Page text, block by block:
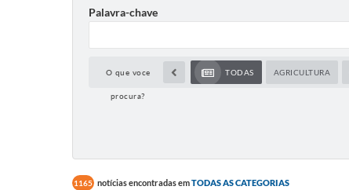
Palavra-chave
O que voce
procura?
TODAS AGRICULTURA
1165 notícias encontradas emTODAS AS CATEGORIAS